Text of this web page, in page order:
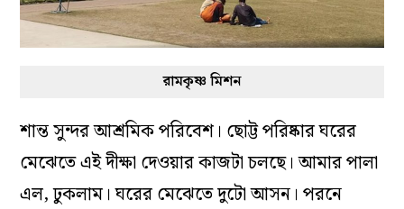
রামকৃষ্ণ মিশন
শান্ত সুন্দর আশ্রমিক পরিবেশ। ছোট্ট পরিষ্কার ঘরের
মেঝেতে এই দীক্ষা দেওয়ার কাজটা চলছে। আমার পালা
এল, ঢুকলাম। ঘরের মেঝেতে দুটো আসন। পরনে